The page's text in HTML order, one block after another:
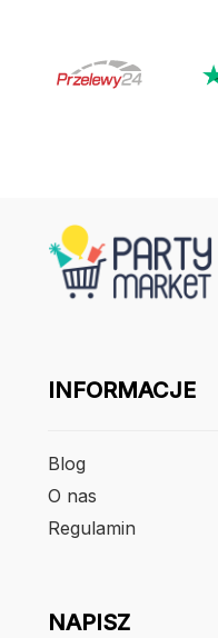
INFORMACJE
Blog
O nas
Regulamin
NAPISZ